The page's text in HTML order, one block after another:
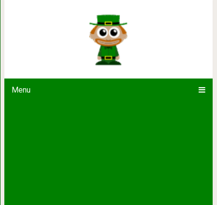
Menu
Дольше всего живут мужчины,